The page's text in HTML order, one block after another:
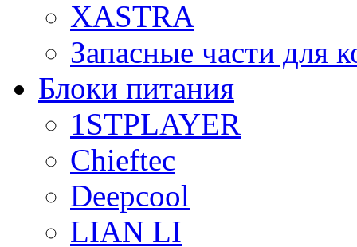
XASTRA
Запасные части для
Блоки питания
1STPLAYER
Chieftec
Deepcool
LIAN LI